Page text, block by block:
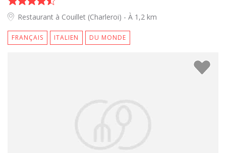
Restaurant à Couillet (Charleroi) - À 1,2 km
FRANÇAIS ITALIEN DU MONDE